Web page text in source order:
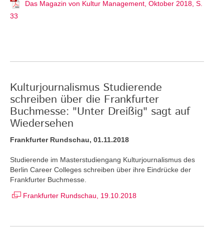
Das Magazin von Kultur Management, Oktober 2018, S.
33
Kulturjournalismus Studierende
schreiben über die Frankfurter
Buchmesse: "Unter Dreißig" sagt auf
Wiedersehen
Frankfurter Rundschau, 01.11.2018
Studierende im Masterstudiengang Kulturjournalismus des
Berlin Career Colleges schreiben über ihre Eindrücke der
Frankfurter Buchmesse.
Frankfurter Rundschau, 19.10.2018